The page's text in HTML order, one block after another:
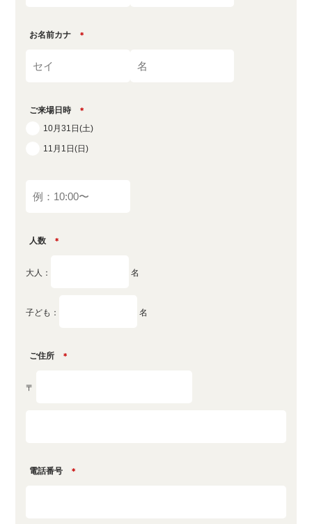
お名前カナ ＊
ご来場日時 ＊
10月31日(土)
11月1日(日)
人数 ＊
大人： 名
子ども： 名
ご住所 ＊
〒
電話番号 ＊